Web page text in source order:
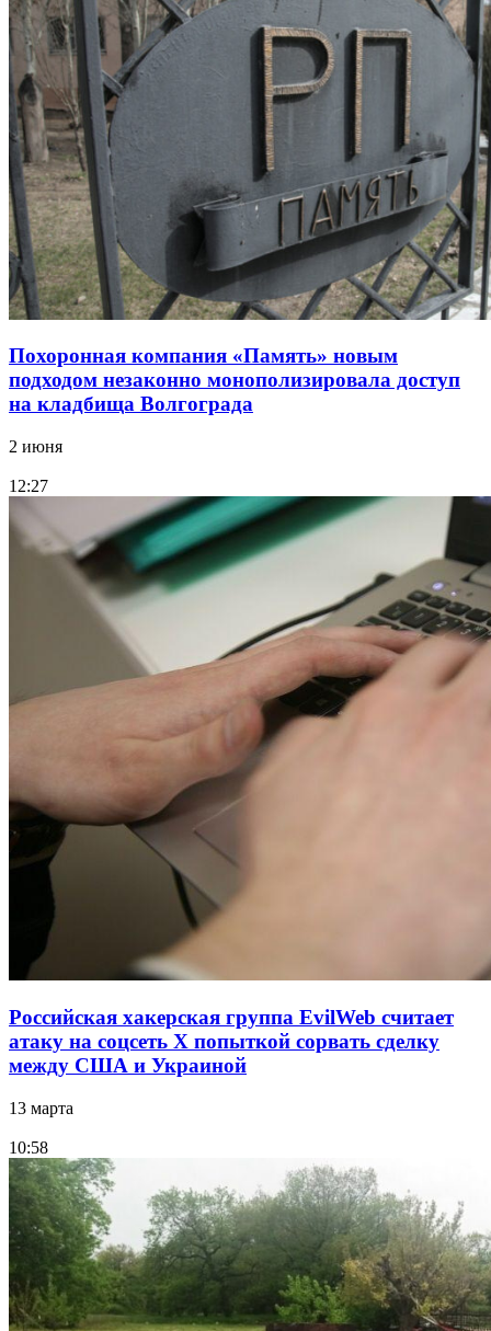
Похоронная компания «Память» новым
подходом незаконно монополизировала доступ
на кладбища Волгограда
2 июня
12:27
Российская хакерская группа EvilWeb считает
атаку на соцсеть Х попыткой сорвать сделку
между США и Украиной
13 марта
10:58